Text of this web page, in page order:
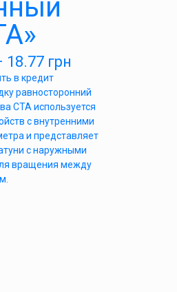
18.77 грн
в кредит
равносторонний
СТА используется
с внутренними
и представляет
с наружными
вращения между